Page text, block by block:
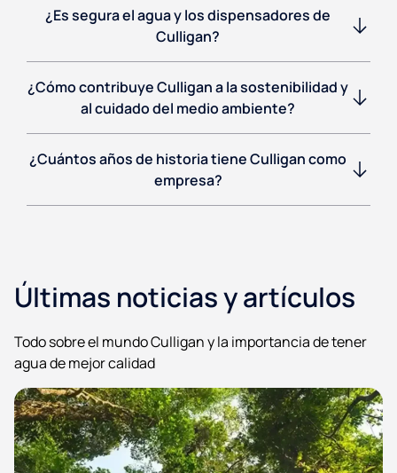
¿Es segura el agua y los dispensadores de
Culligan?
¿Cómo contribuye Culligan a la sostenibilidad y
al cuidado del medio ambiente?
¿Cuántos años de historia tiene Culligan como
empresa?
Últimas noticias y artículos
Todo sobre el mundo Culligan y la importancia de tener
agua de mejor calidad